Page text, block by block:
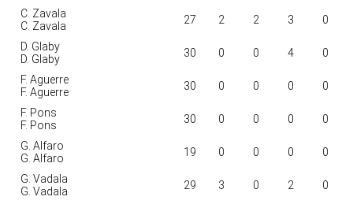
C. Zavala
C. Zavala
27 2 2 3 0
D. Glaby
D. Glaby
30 0 0 4 0
F. Aguerre
F. Aguerre
30 0 0 0 0
F. Pons
F. Pons
30 0 0 0 0
G. Alfaro
G. Alfaro
19 0 0 0 0
G. Vadala
G. Vadala
29 3 0 2 0